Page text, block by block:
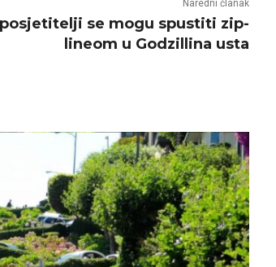
Naredni članak
se mogu spustiti zip-
lineom u Godzillina usta